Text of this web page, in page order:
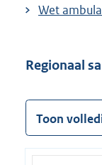
Wet
Regionaal
Toon